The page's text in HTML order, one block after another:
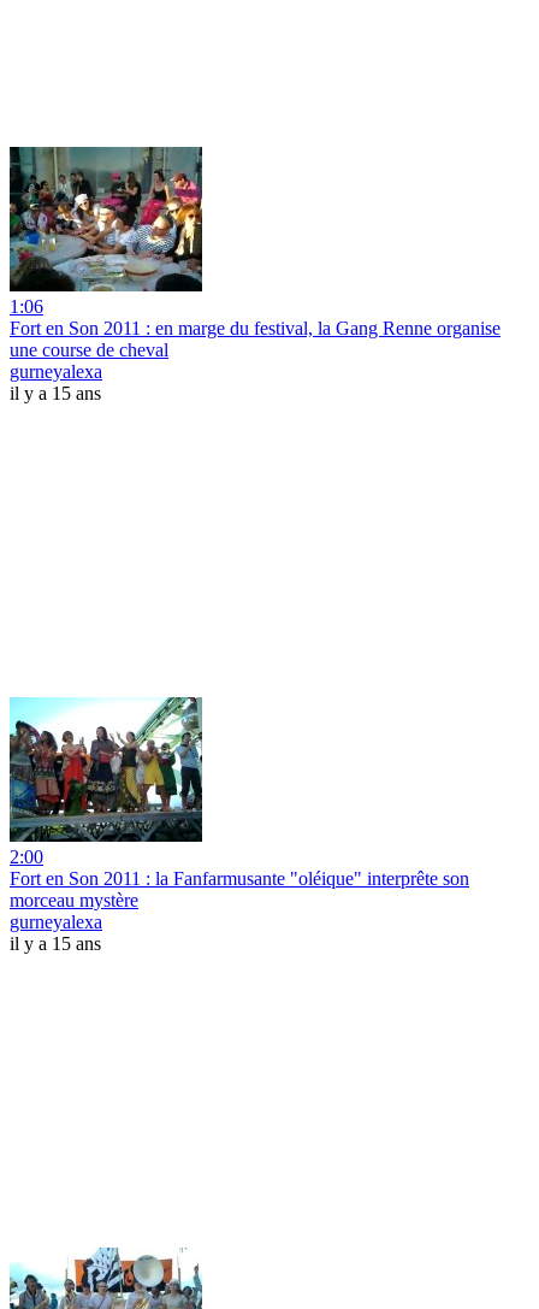
1:06
Fort en Son 2011 : en marge du festival, la Gang Renne organise
une course de cheval
gurneyalexa
il y a 15 ans
2:00
Fort en Son 2011 : la Fanfarmusante "oléique" interprête son
morceau mystère
gurneyalexa
il y a 15 ans